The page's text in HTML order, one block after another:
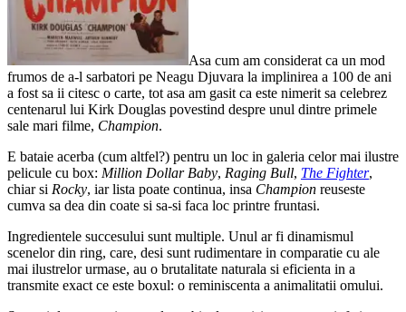
Asa cum am considerat ca un mod
frumos de a-l sarbatori pe Neagu Djuvara la implinirea a 100 de ani
a fost sa ii citesc o carte, tot asa am gasit ca este nimerit sa celebrez
centenarul lui Kirk Douglas povestind despre unul dintre primele
sale mari filme, Champion.
E bataie acerba (cum altfel?) pentru un loc in galeria celor mai ilustre
pelicule cu box: Million Dollar Baby, Raging Bull, The Fighter,
chiar si Rocky, iar lista poate continua, insa Champion reuseste
cumva sa dea din coate si sa-si faca loc printre fruntasi.
Ingredientele succesului sunt multiple. Unul ar fi dinamismul
scenelor din ring, care, desi sunt rudimentare in comparatie cu ale
mai ilustrelor urmase, au o brutalitate naturala si eficienta in a
transmite exact ce este boxul: o reminiscenta a animalitatii omului.